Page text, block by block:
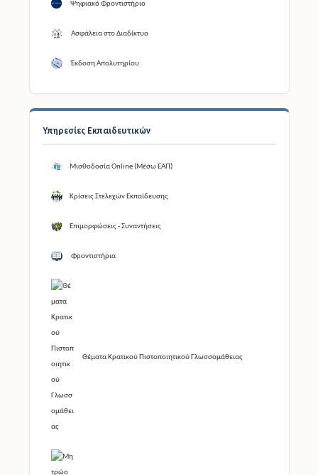
Ψηφιακό Φροντιστήριο
Ασφάλεια στο Διαδίκτυο
Έκδοση Απολυτηρίου
Υπηρεσίες Εκπαιδευτικών
Μισθοδοσία Online (Μέσω ΕΑΠ)
Κρίσεις Στελεχών Εκπαίδευσης
Επιμορφώσεις - Συναντήσεις
Φροντιστήρια
Θέματα Κρατικού Πιστοποιητικού Γλωσσομάθειας